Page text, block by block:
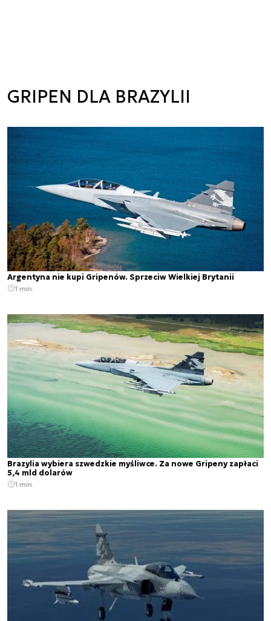
GRIPEN DLA BRAZYLII
Argentyna nie kupi Gripenów. Sprzeciw Wielkiej Brytanii
1 min.
Brazylia wybiera szwedzkie myśliwce. Za nowe Gripeny zapłaci
5,4 mld dolarów
1 min.